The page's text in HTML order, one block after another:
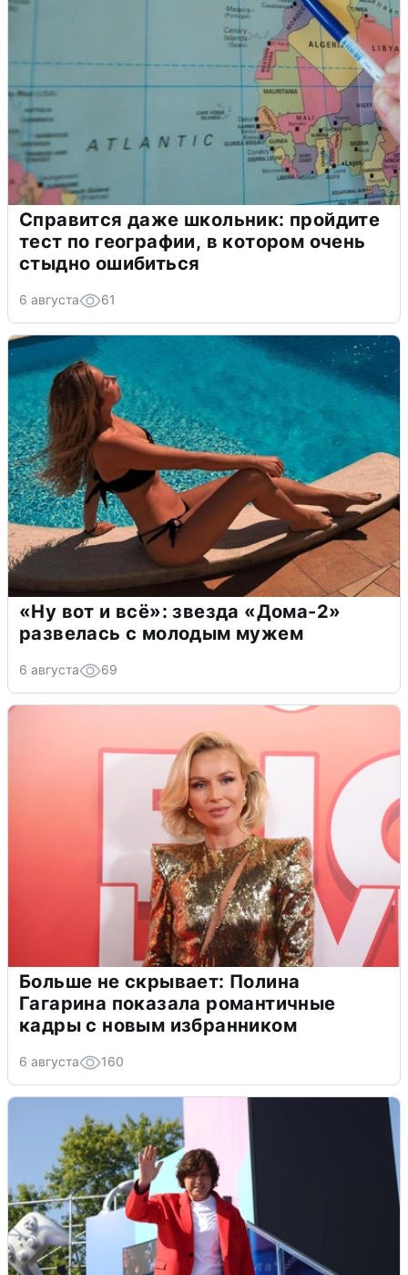
Справится даже школьник: пройдите
тест по географии, в котором очень
стыдно ошибиться
6 августа 61
«Ну вот и всё»: звезда «Дома-2»
развелась с молодым мужем
6 августа 69
Больше не скрывает: Полина
Гагарина показала романтичные
кадры с новым избранником
6 августа 160